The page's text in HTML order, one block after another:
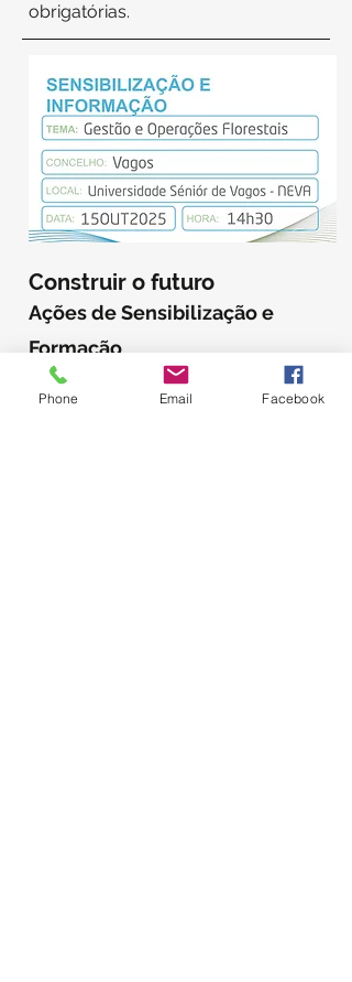
obrigatórias.
Construir o futuro
Ações de Sensibilização e
Formação
Phone Email Facebook